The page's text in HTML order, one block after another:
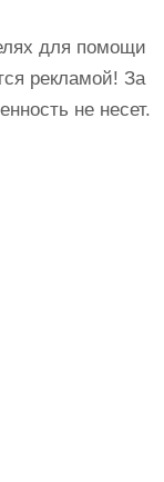
для помощи
рекламой! За
не несет.